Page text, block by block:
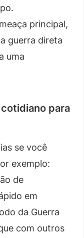
principal,
guerra direta
uma
para
se você
exemplo:
de
em
da Guerra
com outros